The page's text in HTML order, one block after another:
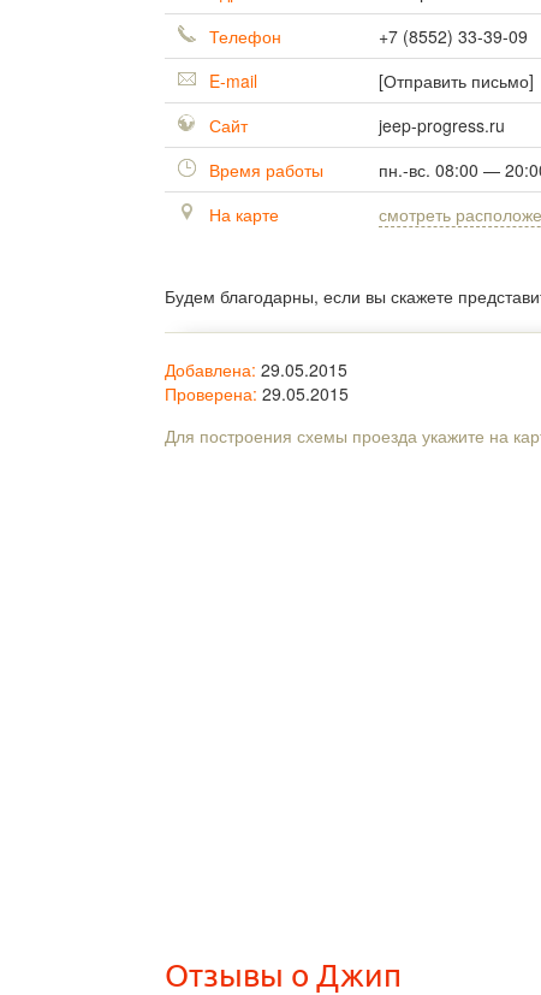
Телефон
+7 (8552) 33-39-09
E-mail
[Отправить письмо]
Сайт
jeep-progress.ru
Время работы
пн.-вс. 08:00 —
На карте
смотреть
Будем благодарны, если вы скажете
Добавлена: 29.05.2015
Проверена: 29.05.2015
Для построения схемы проезда укажите на
Отзывы о Джип